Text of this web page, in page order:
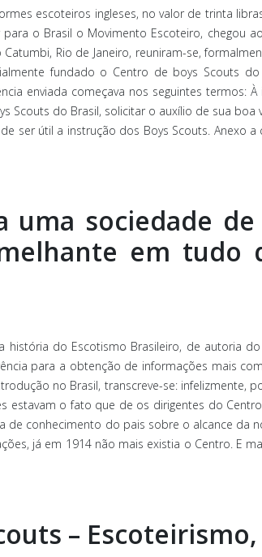
escoteiros ingleses, no valor de trinta
o Brasil o Movimento Escoteiro, chegou
Rio de Janeiro, reuniram-se,
fundado o Centro de boys Scouts
enviada começava nos seguintes termos:
Scouts do Brasil, solicitar o auxílio de sua
ser útil a instrução dos Boys Scouts. Anexo
sociedade
em tudo
do Escotismo Brasileiro, de autoria
para a obtenção de informações mais
no Brasil, transcreve-se: infelizmente,
estavam o fato que de os dirigentes do
de conhecimento do pais sobre o alcance da
já em 1914 não mais existia o Centro. E
–